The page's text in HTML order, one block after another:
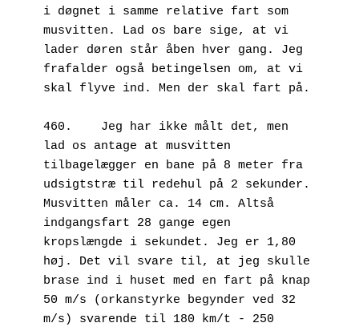
i døgnet i samme relative fart som
musvitten. Lad os bare sige, at vi
lader døren står åben hver gang. Jeg
frafalder også betingelsen om, at vi
460.	Jeg har ikke målt det, men
lad os antage at musvitten
tilbagelægger en bane på 8 meter fra
udsigtstræ til redehul på 2 sekunder.
Musvitten måler ca. 14 cm. Altså
indgangsfart 28 gange egen
kropslængde i sekundet. Jeg er 1,80
høj. Det vil svare til, at jeg skulle
brase ind i huset med en fart på knap
50 m/s (orkanstyrke begynder ved 32
m/s) svarende til 180 km/t - 250